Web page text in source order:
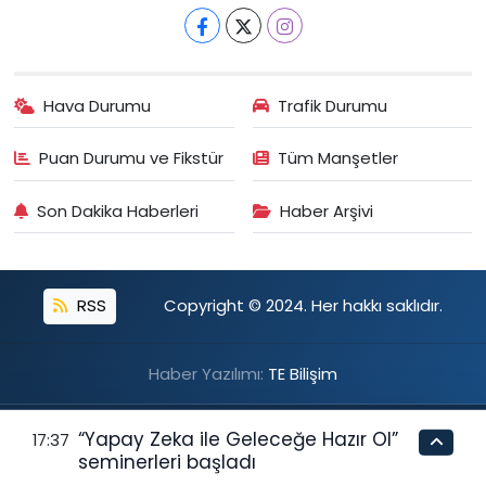
Hava Durumu Trafik Durumu
Puan Durumu ve Fikstür Tüm Manşetler
Son Dakika Haberleri Haber Arşivi
RSS Copyright © 2024. Her hakkı saklıdır.
Haber Yazılımı: TE Bilişim
17:37 “Yapay Zeka ile Geleceğe Hazır Ol”
seminerleri başladı